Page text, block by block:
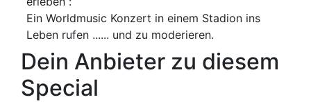
Ein Worldmusic Konzert in einem Stadion ins
Leben rufen ...... und zu moderieren.
Dein Anbieter zu diesem
Special